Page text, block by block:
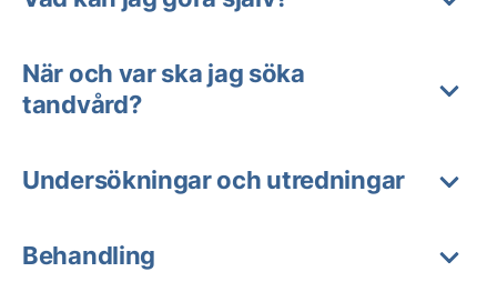
När och var ska jag söka
tandvård?
Undersökningar och utredningar
Behandling